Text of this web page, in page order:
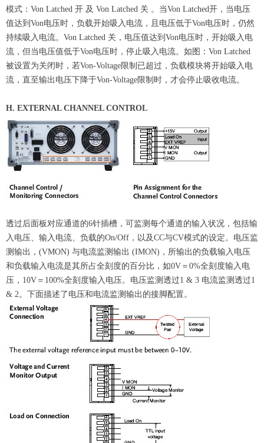
模式：Von Latched 开 及 Von Latched 关 。当Von Latched开，当电压
值达到Von电压时，负载开始吸入电流，且电压低于Von电压时，仍然
持续吸入电流。Von Latched 关，电压值达到Von电压时，开始吸入电
流，但当电压值低于Von电压时，停止吸入电流。如图：Von Latched
被设置为关闭时，若Von-Voltage限制已超过，负载模块将开始吸入电
流，直至输出电压下降于Von-Voltage限制时，才会停止吸收电流。
H. EXTERNAL CHANNEL CONTROL
透过后面板对应通道的6针插槽，可监测每个通道的输入状况，包括输
入电压、输入电流、负载的On/Off，以及CC与CV模式的设定。电压监
测输出，(VMON) 与电流监测输出 (IMON)，所输出的负载输入电压
和负载输入电流是其所占全刻度的百分比，如0V＝0%全刻度输入电
压，10V＝100%全刻度输入电压。电压监测透过1 & 3 电流监测透过1
& 2。下面描述了电压和电流监测输出的接脚配置。